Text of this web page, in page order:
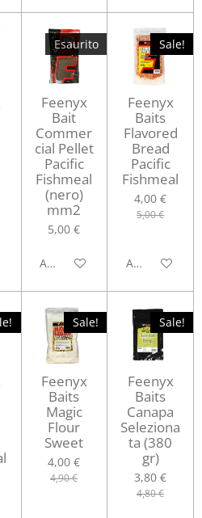
carrello
Esaurito
Feenyx
Bait
Commer
cial Pellet
Pacific
Fishmeal
(nero)
mm2
5,00 €
Avvisami quando disponibile
Sale!
Feenyx
Baits
Flavored
Bread
Pacific
Fishmeal
4,00 €
5,00 €
Aggiungi al
Sale!
Feenyx
Baits
Magic
Flour
Sweet
4,00 €
4,90 €
Sale!
Feenyx
Baits
Canapa
Seleziona
ta (380
gr)
3,80 €
4,80 €